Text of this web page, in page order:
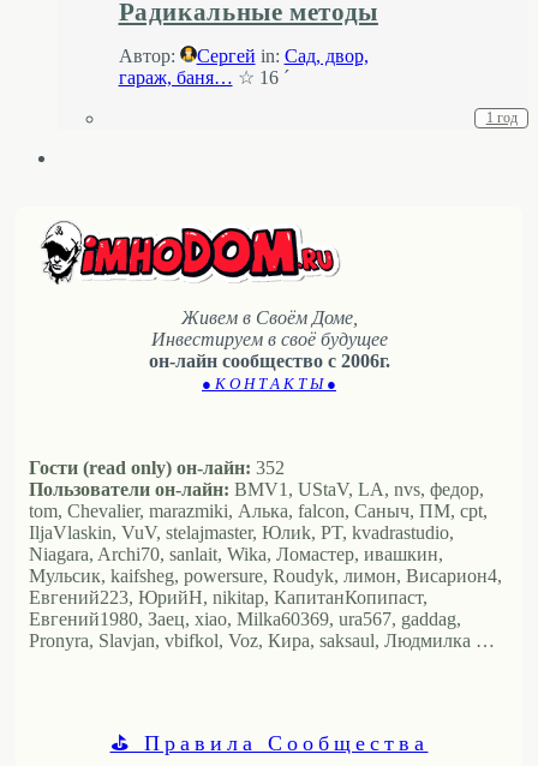
Радикальные методы
Автор: Сергей in: Cад, двор,
гараж, баня… ☆ 16 ´
1 год
Живем в Своём Доме,
Инвестируем в своё будущее
он-лайн сообщество с 2006г.
● К О Н Т А К Т Ы ●
Гости (read only) он-лайн: 352
Пользователи он-лайн: BMV1, UStaV, LA, nvs, федор,
tom, Chevalier, marazmiki, Алька, falcon, Саныч, ПМ, cpt,
IljaVlaskin, VuV, stelajmaster, Юлиk, PT, kvadrastudio,
Niagara, Archi70, sanlait, Wika, Ломастер, ивашкин,
Мульсик, kaifsheg, powersure, Roudyk, лимон, Висариoн4,
Евгений223, ЮрийН, nikitap, КапитанКопипаст,
Евгений1980, Заец, xiao, Milka60369, ura567, gaddag,
Pronyra, Slavjan, vbifkol, Voz, Кира, saksaul, Людмилка …
⛳ Правила Сообщества